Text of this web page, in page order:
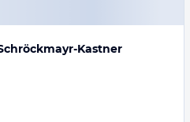
Kastner